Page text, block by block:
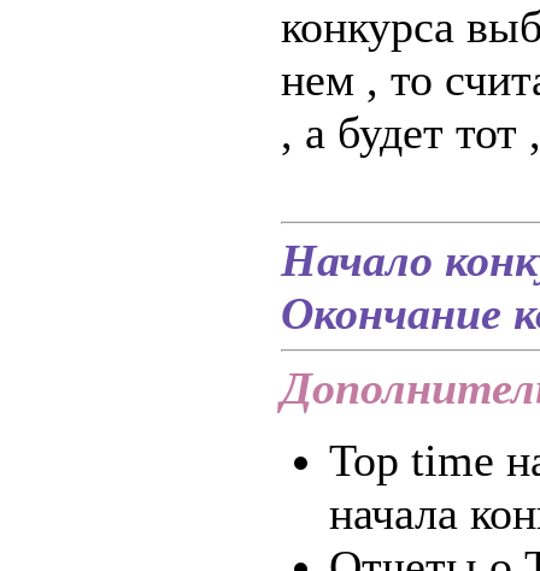
конкурса
нем , то
, а будет тот
Начало
Окончание
Top time
начала